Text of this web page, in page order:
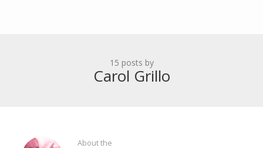
15 posts by
Carol Grillo
About the